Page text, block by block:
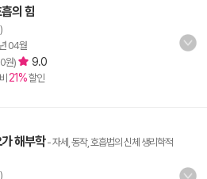
의 힘
04월
원) 9.0
21%할인
해부학- 자세, 동작, 호흡법의 신체 생리학적